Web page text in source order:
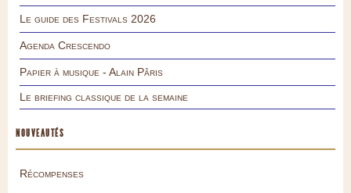
Le guide des Festivals 2026
Agenda Crescendo
Papier à musique - Alain Pâris
Le briefing classique de la semaine
NOUVEAUTÉS
Récompenses